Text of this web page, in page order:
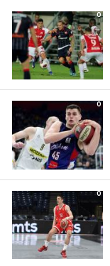
0
0
0